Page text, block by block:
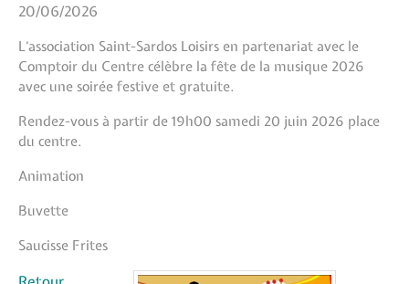
20/06/2026
L’association Saint-Sardos Loisirs en partenariat avec le
Comptoir du Centre célèbre la fête de la musique 2026
avec une soirée festive et gratuite.
Rendez-vous à partir de 19h00 samedi 20 juin 2026 place
du centre.
Animation
Buvette
Saucisse Frites